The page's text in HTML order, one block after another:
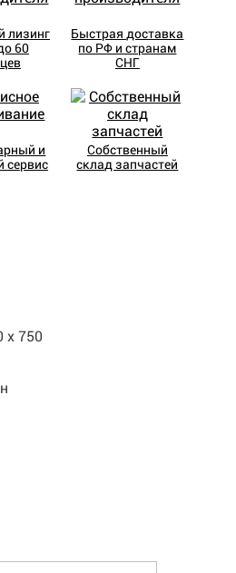
лизинг
60
Быстрая доставка
по РФ и странам
СНГ
и
сервис
Собственный
склад запчастей
х 750